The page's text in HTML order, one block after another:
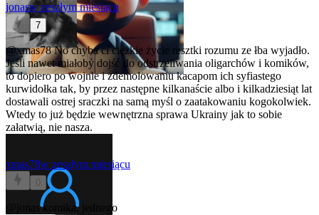
jonasw zeszłym miesiącu
7
@xmas78No chyba ci ciężkie życie resztki rozumu ze łba wyjadło.
Jeśli nawet miałoby dojść do odstrzeliwania oligarchów i komików,
to dopiero po wojnie i zdemolowaniu kacapom ich syfiastego
kurwidołka tak, by przez następne kilkanaście albo i kilkadziesiąt lat
dostawali ostrej sraczki na samą myśl o zaatakowaniu kogokolwiek.
Wtedy to już będzie wewnętrzna sprawa Ukrainy jak to sobie
załatwią, nie nasza.
xmas78w zeszłym miesiącu
0
komika, jednego